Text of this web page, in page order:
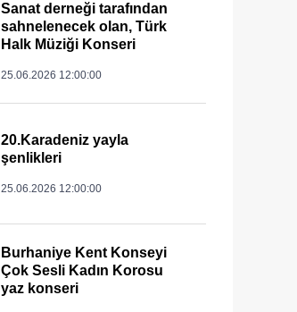
Sanat derneği tarafından
sahnelenecek olan, Türk
Halk Müziği Konseri
25.06.2026 12:00:00
20.Karadeniz yayla
şenlikleri
25.06.2026 12:00:00
Burhaniye Kent Konseyi
Çok Sesli Kadın Korosu
yaz konseri